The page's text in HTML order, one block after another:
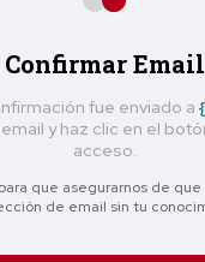
Confirmar Email
fue enviado a
y haz clic en el
acceso.
que asegurarnos de
de email sin tu